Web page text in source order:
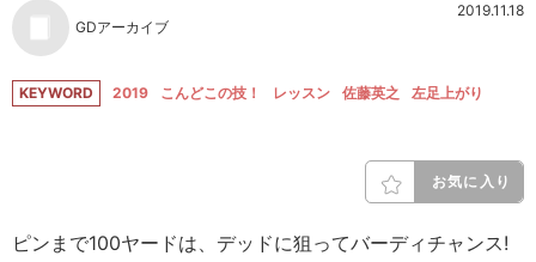
GDアーカイブ
2019.11.18
KEYWORD 2019 こんどこの技！ レッスン 佐藤英之 左足上がり
お気に入り
ピンまで100ヤードは、デッドに狙ってバーディチャンス!